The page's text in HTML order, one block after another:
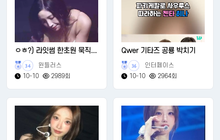
ㅇㅎ?) 라잇썸 한초원 묵직...
34
윈들러스
10-10
2989회
Qwer 기타즈 공룡 박치기
36
인터페이스
10-10
2964회